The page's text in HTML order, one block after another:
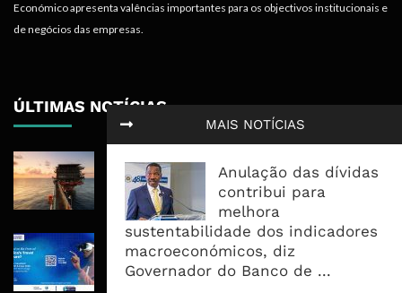
MAIS NOTÍCIAS
Anulação das dívidas
contribui para
melhora
sustentabilidade dos indicadores
macroeconómicos, diz
Governador do Banco de ...
Económico apresenta valências importantes para os objectivos institucionais e
de negócios das empresas.
ÚLTIMAS NOTÍCIAS
Rovuma LNG Avança Com Selecção
De Consórcio EPC Antes Da FID De
2026
Maputo Vai Acolher Cimeira Africana
De Traveltech E Coloca Digitalização
No Centro Da Agenda Turística